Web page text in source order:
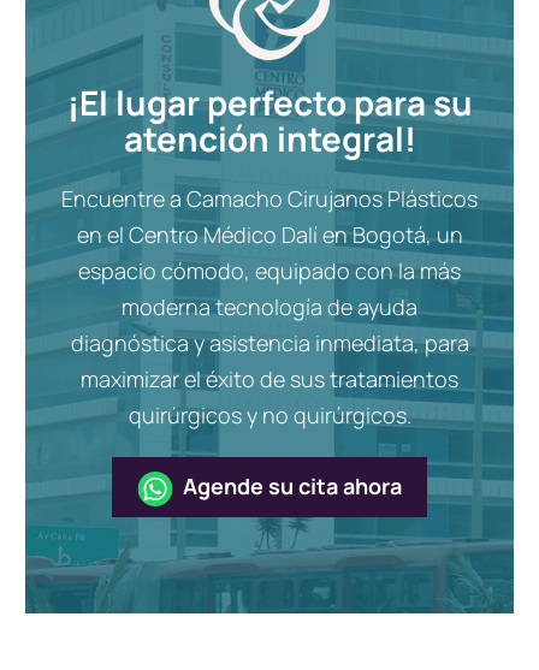
¡El lugar perfecto para su
atención integral!
Encuentre a Camacho Cirujanos Plásticos
en el Centro Médico Dalí en Bogotá, un
espacio cómodo, equipado con la más
moderna tecnología de ayuda
diagnóstica y asistencia inmediata, para
maximizar el éxito de sus tratamientos
quirúrgicos y no quirúrgicos.
Agende su cita ahora